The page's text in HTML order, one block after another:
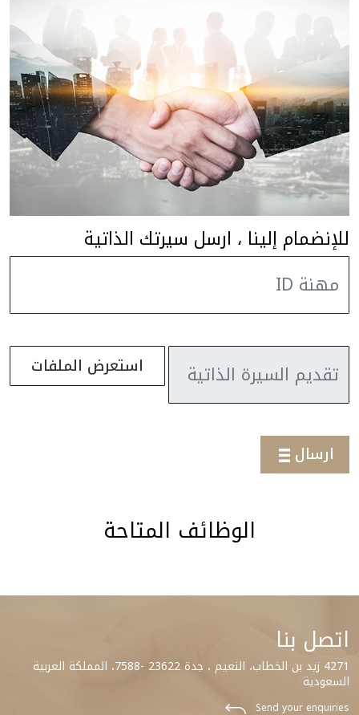
للإنضمام إلينا ، ارسل سيرتك الذاتية
استعرض الملفات
ارسال
الوظائف المتاحة
اتصل بنا
4271 زيد بن الخطاب، النعيم ، جدة 23622 -7588، المملكة العربية
السعودية
Send your enquiries